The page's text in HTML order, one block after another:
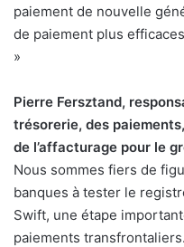
paiement de nouvelle
de paiement plus
»
Pierre Fersztand,
trésorerie, des
de l’affacturage pour le
Nous sommes fiers de
banques à tester le
Swift, une étape
paiements